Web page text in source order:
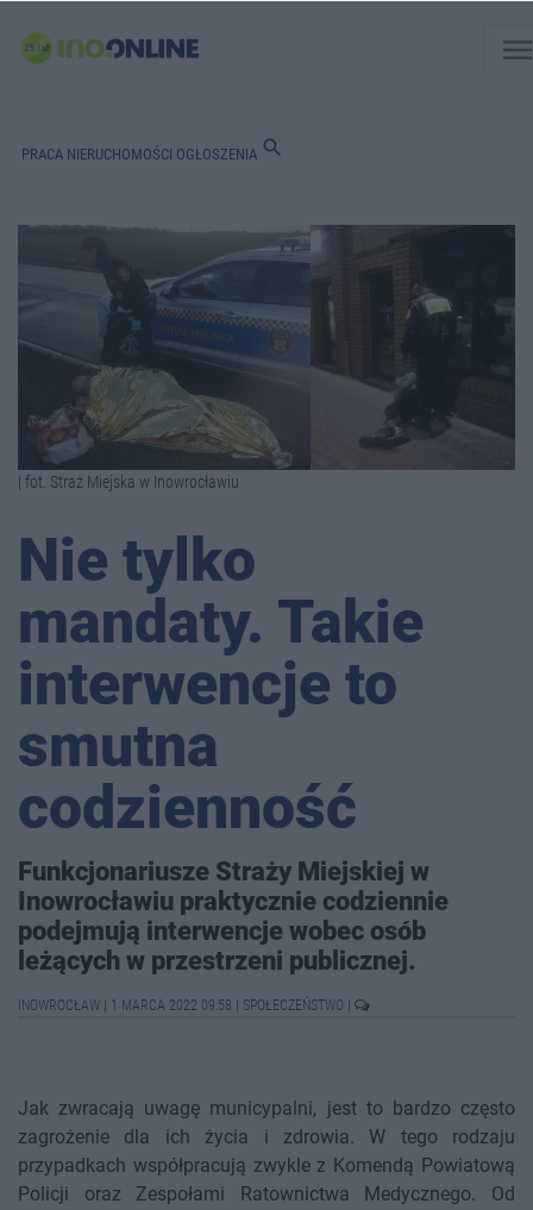
PRACA NIERUCHOMOŚCI OGŁOSZENIA search
| fot. Straż Miejska w Inowrocławiu
Nie tylko
mandaty. Takie
interwencje to
smutna
codzienność
Funkcjonariusze Straży Miejskiej w
Inowrocławiu praktycznie codziennie
podejmują interwencje wobec osób
leżących w przestrzeni publicznej.
INOWROCŁAW 1 MARCA 2022 09:58 SPOŁECZEŃSTWO
Jak zwracają uwagę municypalni, jest to bardzo często
zagrożenie dla ich życia i zdrowia. W tego rodzaju
przypadkach współpracują zwykle z Komendą Powiatową
Policji oraz Zespołami Ratownictwa Medycznego. Od